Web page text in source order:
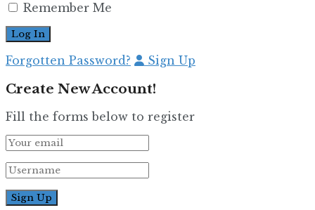
Remember Me
Forgotten Password? Sign Up
Create New Account!
Fill the forms below to register